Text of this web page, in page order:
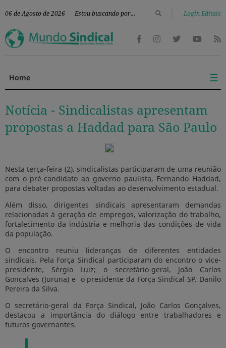
06 de Agosto de 2026 Login Editais
Home ☰
Notícia - Sindicalistas apresentam
propostas a Haddad para São Paulo
Nesta terça-feira (2), sindicalistas participaram de uma reunião
com o pré-candidato ao governo paulista, Fernando Haddad,
para debater propostas voltadas ao desenvolvimento estadual.
Além disso, dirigentes sindicais apresentaram demandas
relacionadas à geração de empregos, valorização do trabalho,
fortalecimento da indústria e melhoria das condições de vida
da população.
O encontro reuniu lideranças de diferentes entidades
sindicais. Pela Força Sindical participaram do encontro o vice-
presidente, Sérgio Luiz; o secretário-geral, João Carlos
Gonçalves (Juruna) e o presidente da Força Sindical SP, Danilo
Pereira da Silva.
O secretário-geral da Força Sindical, João Carlos Gonçalves,
destacou a importância do diálogo entre trabalhadores e
futuros governantes.